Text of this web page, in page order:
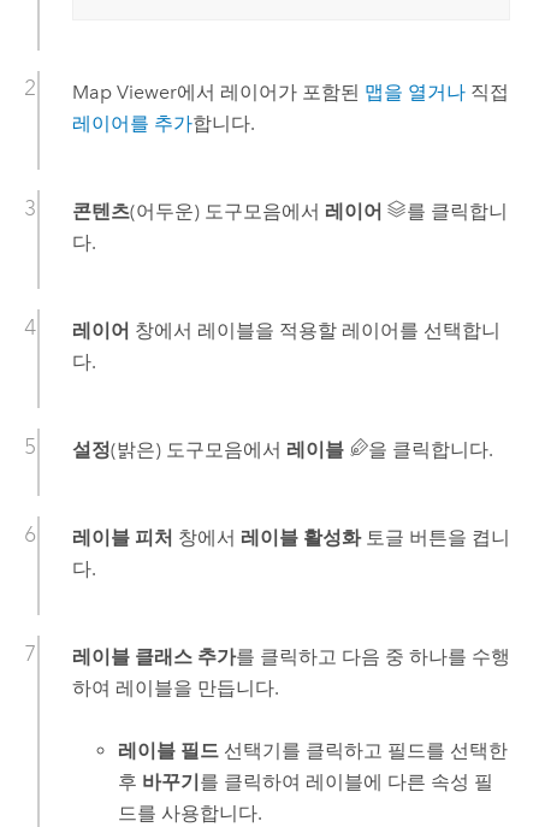
Map Viewer에서 레이어가 포함된 맵을 열거나직접
레이어를 추가합니다.
콘텐츠(어두운) 도구모음에서 레이어
를 클릭합니
다.
레이어 창에서 레이블을 적용할 레이어를 선택합니
다.
설정(밝은) 도구모음에서 레이블 을 클릭합니다.
레이블 피처 창에서 레이블 활성화토글 버튼을 켭니
다.
레이블 클래스 추가를 클릭하고 다음 중 하나를 수행
하여 레이블을 만듭니다.
레이블 필드 선택기를 클릭하고 필드를 선택한
후 바꾸기 를 클릭하여 레이블에 다른 속성 필
드를 사용합니다.